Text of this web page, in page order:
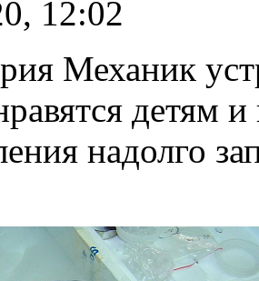
12:02
Механик
детям
надолго